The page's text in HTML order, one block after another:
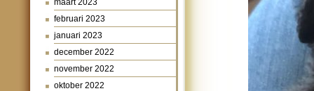
maart 2023
februari 2023
januari 2023
december 2022
november 2022
oktober 2022